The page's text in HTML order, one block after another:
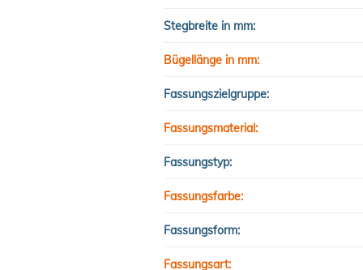
Stegbreite in mm:
Bügellänge in mm:
Fassungszielgruppe:
Fassungsmaterial:
Fassungstyp:
Fassungsfarbe:
Fassungsform:
Fassungsart: